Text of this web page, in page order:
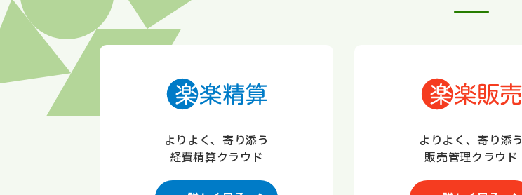
よりよく、寄り添う
経費精算クラウド
よりよく、寄り添う
販売管理クラウド